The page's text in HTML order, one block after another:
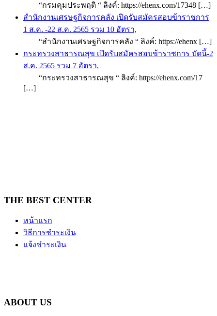
“กรมคุมประพฤติ “ ลิงค์: https://ehenx.com/17348 […]
สำนักงานเศรษฐกิจการคลัง เปิดรับสมัครสอบข้าราชการ
1 ส.ค. -22 ส.ค. 2565 รวม 10 อัตรา,
“สำนักงานเศรษฐกิจการคลัง “ ลิงค์: https://ehenx […]
กระทรวงสาธารณสุข เปิดรับสมัครสอบข้าราชการ บัดนี้-2
ส.ค. 2565 รวม 7 อัตรา,
“กระทรวงสาธารณสุข “ ลิงค์: https://ehenx.com/17
[…]
THE BEST CENTER
หน้าแรก
วิธีการชำระเงิน
แจ้งชำระเงิน
ABOUT US